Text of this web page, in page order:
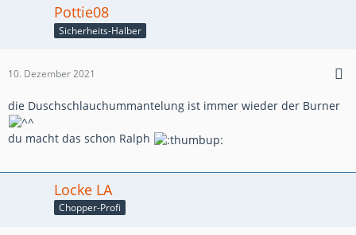
Pottie08
Sicherheits-Halber
10. Dezember 2021
die Duschschlauchummantelung ist immer wieder der Burner
du macht das schon Ralph
Locke LA
Chopper-Profi